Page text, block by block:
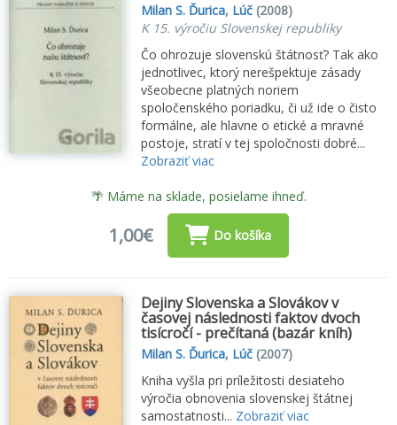
Milan S. Ďurica, Lúč (2008)
K 15. výročiu Slovenskej republiky
Čo ohrozuje slovenskú štátnosť? Tak ako
jednotlivec, ktorý nerešpektuje zásady
všeobecne platných noriem
spoločenského poriadku, či už ide o čisto
formálne, ale hlavne o etické a mravné
postoje, stratí v tej spoločnosti dobré...
Zobraziť viac
🌴 Máme na sklade, posielame ihneď.
1,00€ Do košíka
Dejiny Slovenska a Slovákov v
časovej následnosti faktov dvoch
tisícročí - prečítaná (bazár kníh)
Milan S. Ďurica, Lúč (2007)
Kniha vyšla pri príležitosti desiateho
výročia obnovenia slovenskej štátnej
samostatnosti... Zobraziť viac